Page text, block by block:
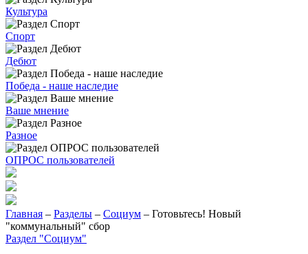
Культура
Спорт
Дебют
Победа - наше наследие
Ваше мнение
Разное
ОПРОС пользователей
Главная – Разделы – Социум – Готовьтесь! Новый
"коммунальный" сбор
Раздел "Социум"